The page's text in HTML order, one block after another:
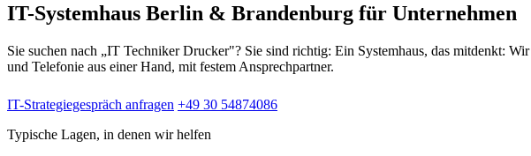
IT-Systemhaus Berlin & Brandenburg für Unternehmen
Sie suchen nach „IT Techniker Drucker"? Sie sind richtig: Ein Systemhaus, das mitdenkt:
und Telefonie aus einer Hand, mit festem Ansprechpartner.
IT-Strategiegespräch anfragen +49 30 54874086
Typische Lagen, in denen wir helfen